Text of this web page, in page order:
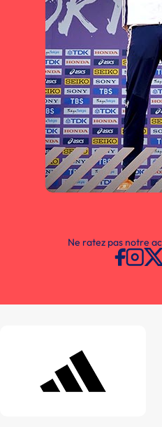
Ne ratez pas notre